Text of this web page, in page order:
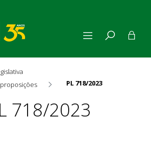
PL 718/2023
718/2023